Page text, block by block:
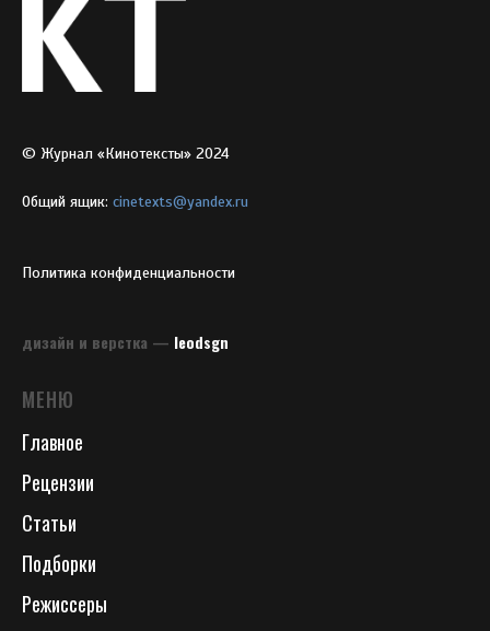
© Журнал «Кинотексты» 2024
Общий ящик: cinetexts@yandex.ru
Политика конфиденциальности
дизайн и верстка — leodsgn
МЕНЮ
Главное
Рецензии
Статьи
Подборки
Режиссеры